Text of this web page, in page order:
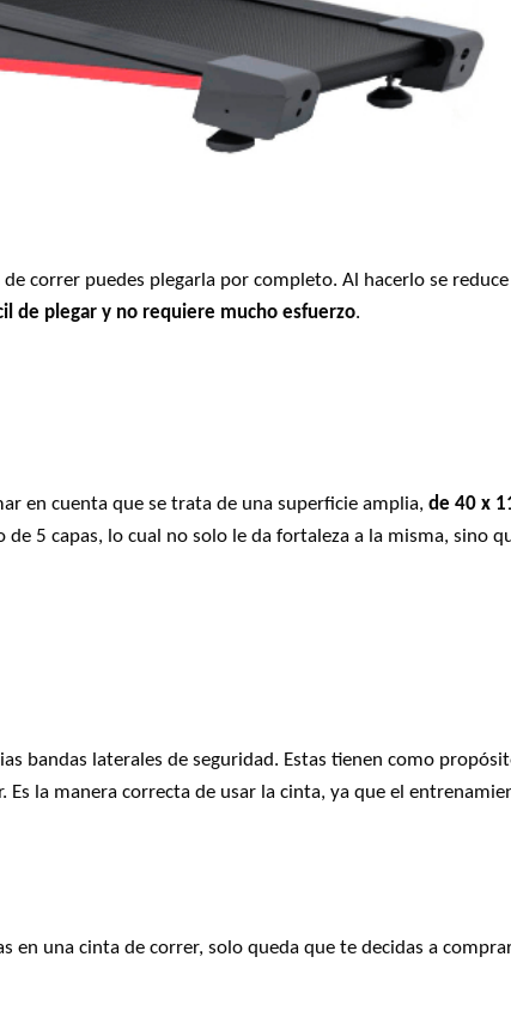
correr puedes plegarla por completo. Al hacerlo se reduce
de plegar y no requiere mucho esfuerzo.
en cuenta que se trata de una superficie amplia, de 40 x
5 capas, lo cual no solo le da fortaleza a la misma, sino
bandas laterales de seguridad. Estas tienen como
la manera correcta de usar la cinta, ya que el
en una cinta de correr, solo queda que te decidas a